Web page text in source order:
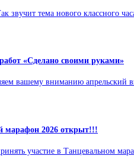
звучит тема нового классного
«Сделано своими руками»
вашему вниманию апрельский
марафон 2026 открыт!!!
участие в Танцевальном